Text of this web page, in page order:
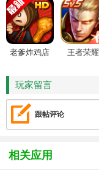
老爹炸鸡店
王者荣耀
玩家留言
跟帖评论
相关应用